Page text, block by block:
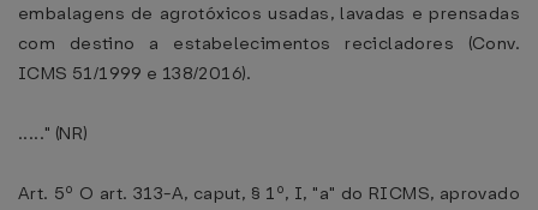
embalagens de agrotóxicos usadas, lavadas e prensadas
com destino a estabelecimentos recicladores (Conv.
ICMS 51/1999 e 138/2016).
....." (NR)
Art. 5º O art. 313-A, caput, § 1º, I, "a" do RICMS, aprovado